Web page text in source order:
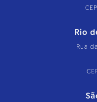
Rio
Rua